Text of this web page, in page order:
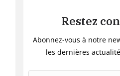
Restez
Abonnez-vous à notre
les dernières